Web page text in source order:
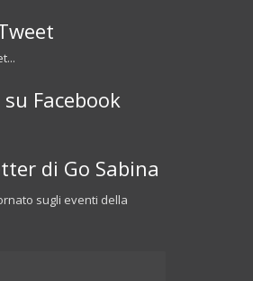
Facebook
di Go Sabina
sugli eventi della